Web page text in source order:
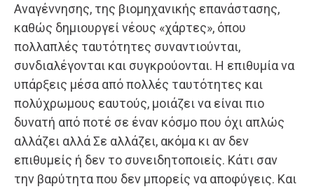
Αναγέννησης, της βιομηχανικής επανάστασης,
καθώς δημιουργεί νέους «χάρτες», όπου
πολλαπλές ταυτότητες συναντιούνται,
συνδιαλέγονται και συγκρούονται. Η επιθυμία να
υπάρξεις μέσα από πολλές ταυτότητες και
πολύχρωμους εαυτούς, μοιάζει να είναι πιο
δυνατή από ποτέ σε έναν κόσμο που όχι απλώς
αλλάζει αλλά Σε αλλάζει, ακόμα κι αν δεν
επιθυμείς ή δεν το συνειδητοποιείς. Κάτι σαν
την βαρύτητα που δεν μπορείς να αποφύγεις. Και